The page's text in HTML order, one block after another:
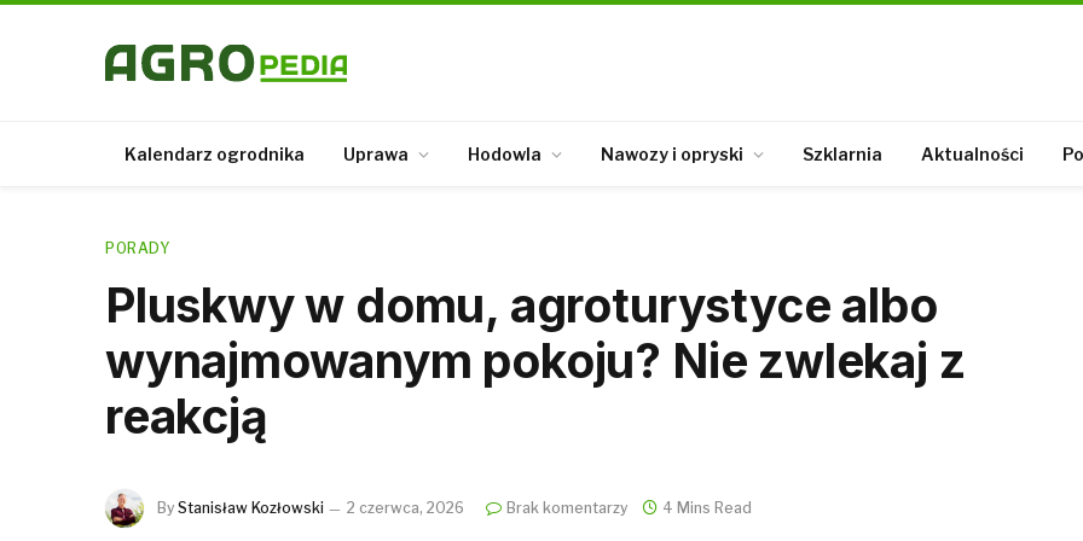
Kalendarz ogrodnika Uprawa Hodowla Nawozy i opryski Szklarnia Aktualności
PORADY
Pluskwy w domu, agroturystyce albo
wynajmowanym pokoju? Nie zwlekaj z
reakcją
By Stanisław Kozłowski 2 czerwca, 2026 Brak komentarzy 4 Mins Read